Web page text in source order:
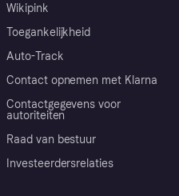
Wikipink
Toegankelijkheid
Auto-Track
Contact opnemen met Klarna
Contactgegevens voor
autoriteiten
Raad van bestuur
Investeerdersrelaties